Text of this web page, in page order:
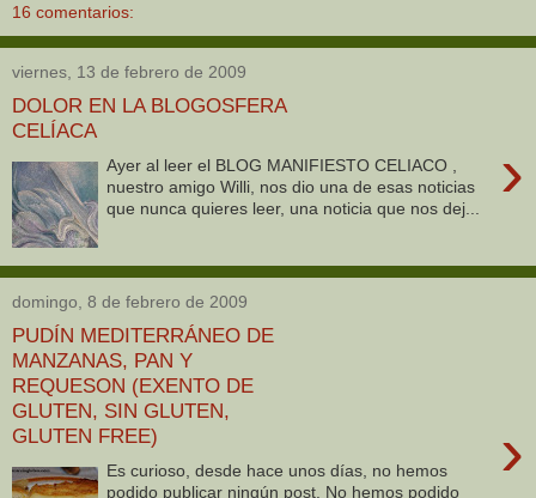
16 comentarios:
viernes, 13 de febrero de 2009
DOLOR EN LA BLOGOSFERA
CELÍACA
›
Ayer al leer el BLOG MANIFIESTO CELIACO ,
nuestro amigo Willi, nos dio una de esas noticias
que nunca quieres leer, una noticia que nos dej...
domingo, 8 de febrero de 2009
PUDÍN MEDITERRÁNEO DE
MANZANAS, PAN Y
REQUESON (EXENTO DE
GLUTEN, SIN GLUTEN,
GLUTEN FREE)
›
Es curioso, desde hace unos días, no hemos
podido publicar ningún post. No hemos podido